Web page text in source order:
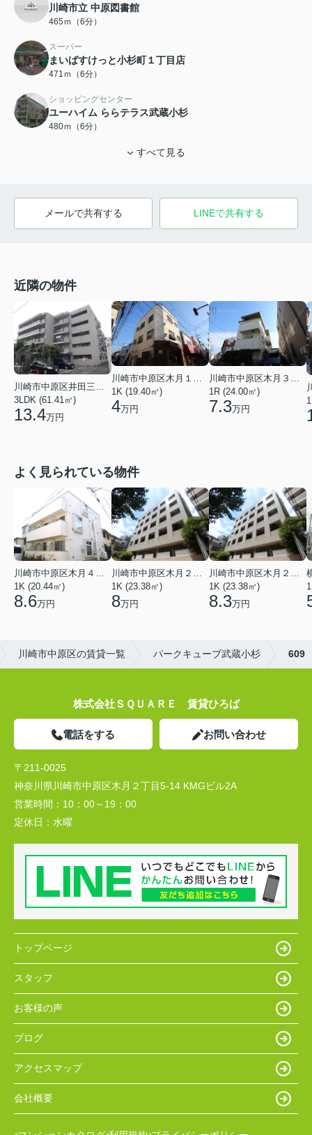
川崎市立 中原図書館
465ｍ（6分）
スーパー
まいばすけっと小杉町１丁目店
471ｍ（6分）
ショッピングセンター
ユーハイム ららテラス武蔵小杉
480ｍ（6分）
すべて見る
メールで共有する LINEで共有する
近隣の物件
川崎市中原区井田三舞町
3LDK (61.41㎡)
13.4万円
川崎市中原区木月１丁目
1K (19.40㎡)
4万円
川崎市中原区木月３丁目
1R (24.00㎡)
7.3万円
よく見られている物件
川崎市中原区木月４丁目
1K (20.44㎡)
8.6万円
川崎市中原区木月２丁目
1K (23.38㎡)
8万円
川崎市中原区木月２丁目
1K (23.38㎡)
8.3万円
川崎市中原区の賃貸一覧 パークキューブ武蔵小杉 609
株式会社ＳＱＵＡＲＥ 賃貸ひろば
電話をする お問い合わせ
〒211-0025
神奈川県川崎市中原区木月２丁目5-14 KMGビル2A
営業時間： 10：00～19：00
定休日： 水曜
トップページ
スタッフ
お客様の声
ブログ
アクセスマップ
会社概要